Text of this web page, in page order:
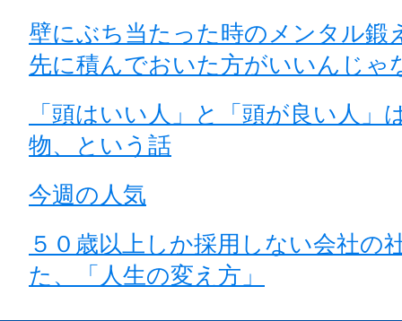
壁にぶち当たった時のメンタル鍛
先に積んでおいた方がいいんじゃ
「頭はいい人」と「頭が良い人」
物、という話
今週の人気
５０歳以上しか採用しない会社の
た、「人生の変え方」